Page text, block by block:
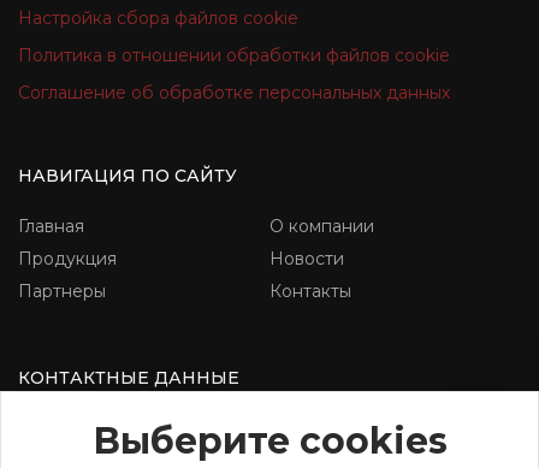
Настройка сбора файлов cookie
Политика в отношении обработки файлов cookie
Соглашение об обработке персональных данных
НАВИГАЦИЯ ПО САЙТУ
Главная
Продукция
Партнеры
О компании
Новости
Контакты
КОНТАКТНЫЕ ДАННЫЕ
г.Гродно, ул. Скидельское шоссе,
Выберите cookies